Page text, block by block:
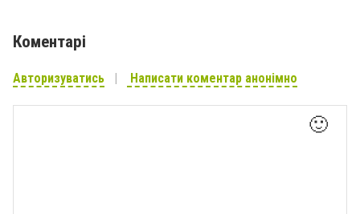
Коментарі
Авторизуватись Написати коментар анонімно
🙂